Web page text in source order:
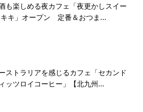
も楽しめる夜カフェ「夜更かしスイー
キ」オープン 定番＆おつま...
ストラリアを感じるカフェ「セカンド
ッツロイコーヒー」【北九州...